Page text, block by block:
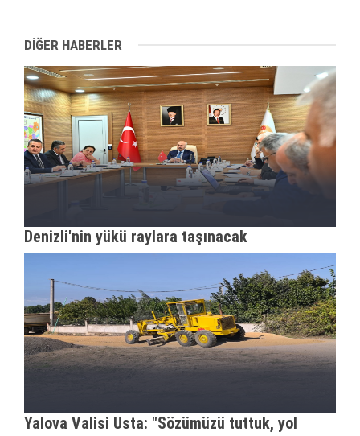
DİĞER HABERLER
Denizli'nin yükü raylara taşınacak
Yalova Valisi Usta: "Sözümüzü tuttuk, yol